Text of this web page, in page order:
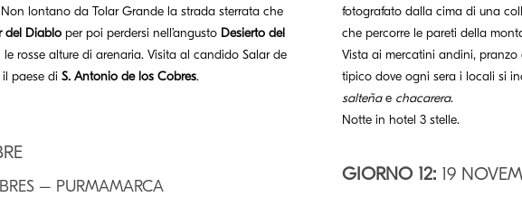
lontano da Tolar Grande la strada sterrata che
del Diablo per poi perdersi nell’angusto Desierto del
rosse alture di arenaria. Visita al candido Salar de
paese di S. Antonio de los Cobres.
– PURMAMARCA
fotografato dalla cima di una
che percorre le pareti della
Vista ai mercatini andini, pranzo
tipico dove ogni sera i locali si
salteñae chacarera.
Notte in hotel 3 stelle.
GIORNO 12: 19